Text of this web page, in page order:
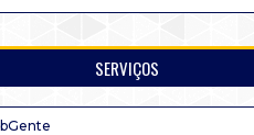
SERVIÇOS